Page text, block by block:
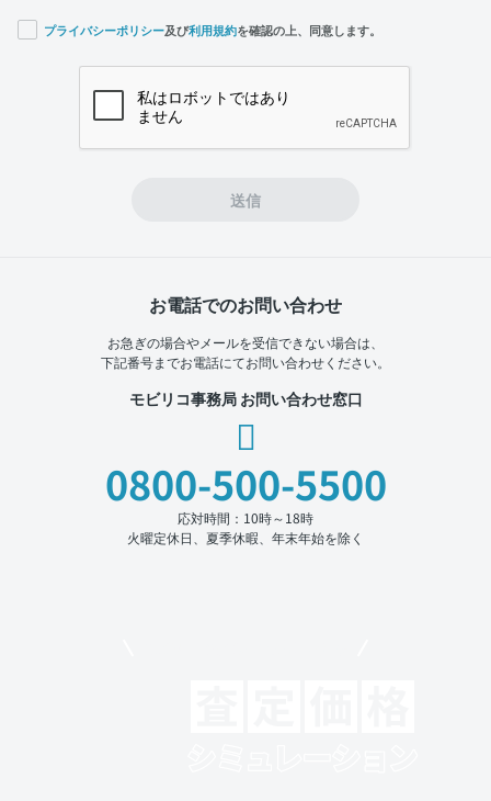
プライバシーポリシー及び利用規約を確認の上、同意します。
送信
お電話でのお問い合わせ
お急ぎの場合やメールを受信できない場合は、
下記番号までお電話にてお問い合わせください。
モビリコ事務局 お問い合わせ窓口
0800-500-5500
応対時間：10時～18時
火曜定休日、夏季休暇、年末年始を除く